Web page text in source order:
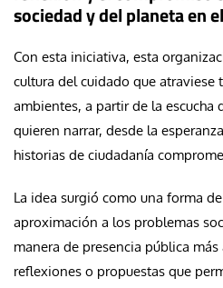
sociedad y del planeta en
Con esta iniciativa, esta
cultura del cuidado que atraviese
ambientes, a partir de la escucha
quieren narrar, desde la
historias de ciudadanía
La idea surgió como una forma
aproximación a los problemas
manera de presencia pública
reflexiones o propuestas que